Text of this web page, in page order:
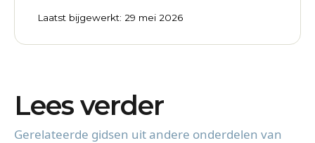
Laatst bijgewerkt: 29 mei 2026
Lees verder
Gerelateerde gidsen uit andere onderdelen van